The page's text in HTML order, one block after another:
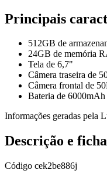
Principais
512GB de
24GB de memória
Tela de 6,7"
Câmera traseira de
Câmera frontal de
Bateria de 6000mAh
Informações geradas pela
Descrição e
Código cek2be886j